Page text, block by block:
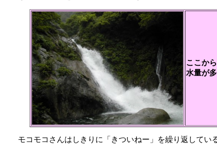
ここか
水量が
モコモコさんはしきりに「きついねー」を繰り返してい